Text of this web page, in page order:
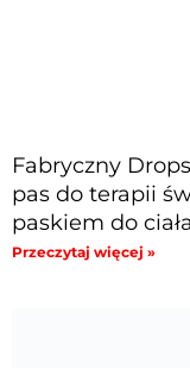
Fabryczny
pas do terapii
paskiem do ciała
Przeczytaj więcej »